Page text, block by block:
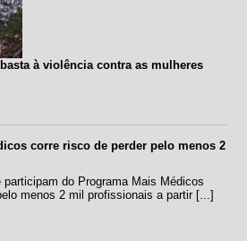
à violência contra as mulheres
corre risco de perder pelo menos 2
do Programa Mais Médicos
menos 2 mil profissionais a partir [...]